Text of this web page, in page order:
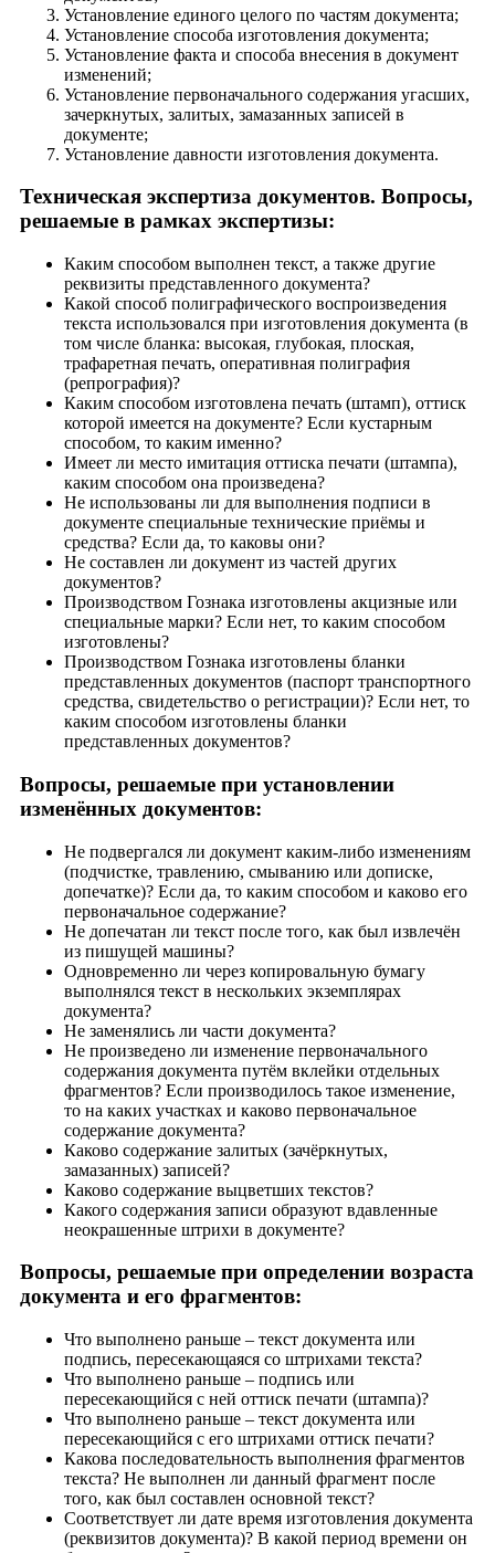
Установление единого целого по частям документа;
Установление способа изготовления документа;
Установление факта и способа внесения в документ
изменений;
Установление первоначального содержания угасших,
зачеркнутых, залитых, замазанных записей в
документе;
Установление давности изготовления документа.
Техническая экспертиза документов. Вопросы,
решаемые в рамках экспертизы:
Каким способом выполнен текст, а также другие
реквизиты представленного документа?
Какой способ полиграфического воспроизведения
текста использовался при изготовления документа (в
том числе бланка: высокая, глубокая, плоская,
трафаретная печать, оперативная полиграфия
(репрография)?
Каким способом изготовлена печать (штамп), оттиск
которой имеется на документе? Если кустарным
способом, то каким именно?
Имеет ли место имитация оттиска печати (штампа),
каким способом она произведена?
Не использованы ли для выполнения подписи в
документе специальные технические приёмы и
средства? Если да, то каковы они?
Не составлен ли документ из частей других
документов?
Производством Гознака изготовлены акцизные или
специальные марки? Если нет, то каким способом
изготовлены?
Производством Гознака изготовлены бланки
представленных документов (паспорт транспортного
средства, свидетельство о регистрации)? Если нет, то
каким способом изготовлены бланки
представленных документов?
Вопросы, решаемые при установлении
изменённых документов:
Не подвергался ли документ каким-либо изменениям
(подчистке, травлению, смыванию или дописке,
допечатке)? Если да, то каким способом и каково его
первоначальное содержание?
Не допечатан ли текст после того, как был извлечён
из пишущей машины?
Одновременно ли через копировальную бумагу
выполнялся текст в нескольких экземплярах
документа?
Не заменялись ли части документа?
Не произведено ли изменение первоначального
содержания документа путём вклейки отдельных
фрагментов? Если производилось такое изменение,
то на каких участках и каково первоначальное
содержание документа?
Каково содержание залитых (зачёркнутых,
замазанных) записей?
Каково содержание выцветших текстов?
Какого содержания записи образуют вдавленные
неокрашенные штрихи в документе?
Вопросы, решаемые при определении возраста
документа и его фрагментов:
Что выполнено раньше – текст документа или
подпись, пересекающаяся со штрихами текста?
Что выполнено раньше – подпись или
пересекающийся с ней оттиск печати (штампа)?
Что выполнено раньше – текст документа или
пересекающийся с его штрихами оттиск печати?
Какова последовательность выполнения фрагментов
текста? Не выполнен ли данный фрагмент после
того, как был составлен основной текст?
Соответствует ли дате время изготовления документа
(реквизитов документа)? В какой период времени он